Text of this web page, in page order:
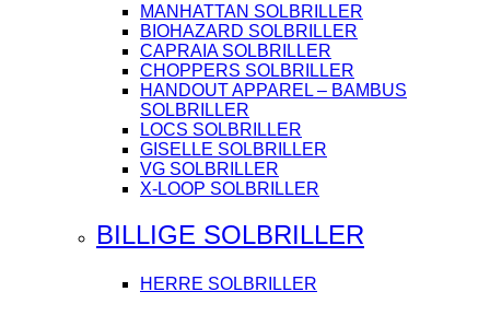
MANHATTAN SOLBRILLER
BIOHAZARD SOLBRILLER
CAPRAIA SOLBRILLER
CHOPPERS SOLBRILLER
HANDOUT APPAREL – BAMBUS
SOLBRILLER
LOCS SOLBRILLER
GISELLE SOLBRILLER
VG SOLBRILLER
X-LOOP SOLBRILLER
BILLIGE SOLBRILLER
HERRE SOLBRILLER